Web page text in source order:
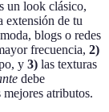
un look clásico,
extensión de tu
blogs o redes
frecuencia, 2)
y 3) las texturas
debe
atributos.